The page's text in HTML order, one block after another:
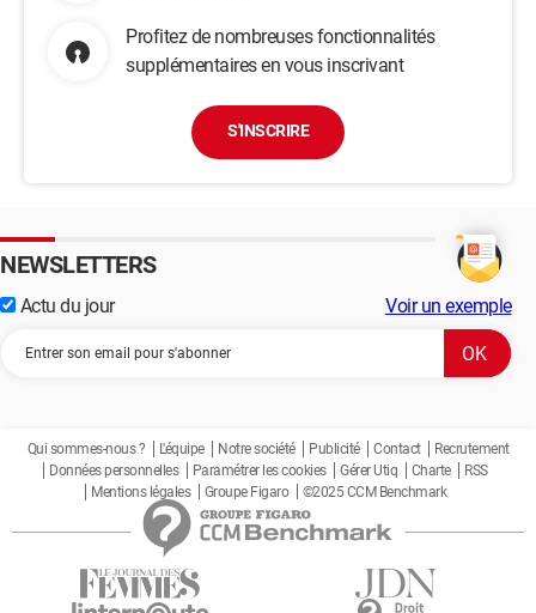
Profitez de nombreuses fonctionnalités
supplémentaires en vous inscrivant
S'INSCRIRE
NEWSLETTERS
Actu du jour Voir un exemple
Qui sommes-nous ? L'équipe Notre société Publicité Contact
Recrutement
Données personnelles
Paramétrer les cookies Gérer Utiq Charte
RSS
Mentions légales
Groupe Figaro ©2025 CCM Benchmark